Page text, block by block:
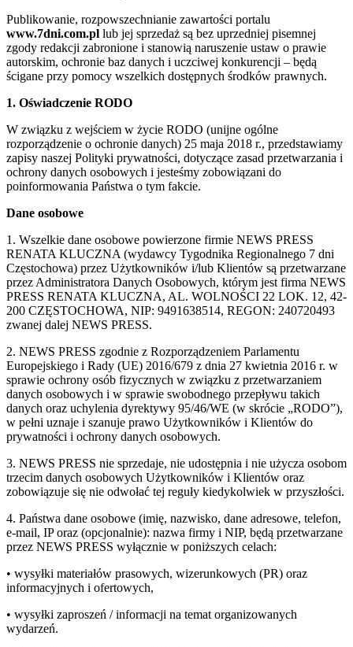
Publikowanie, rozpowszechnianie zawartości portalu
www.7dni.com.pl lub jej sprzedaż są bez uprzedniej pisemnej
zgody redakcji zabronione i stanowią naruszenie ustaw o prawie
autorskim, ochronie baz danych i uczciwej konkurencji – będą
ścigane przy pomocy wszelkich dostępnych środków prawnych.
1. Oświadczenie RODO
W związku z wejściem w życie RODO (unijne ogólne
rozporządzenie o ochronie danych) 25 maja 2018 r., przedstawiamy
zapisy naszej Polityki prywatności, dotyczące zasad przetwarzania i
ochrony danych osobowych i jesteśmy zobowiązani do
poinformowania Państwa o tym fakcie.
Dane osobowe
1. Wszelkie dane osobowe powierzone firmie NEWS PRESS
RENATA KLUCZNA (wydawcy Tygodnika Regionalnego 7 dni
Częstochowa) przez Użytkowników i/lub Klientów są przetwarzane
przez Administratora Danych Osobowych, którym jest firma NEWS
PRESS RENATA KLUCZNA, AL. WOLNOŚCI 22 LOK. 12, 42-
200 CZĘSTOCHOWA, NIP: 9491638514, REGON: 240720493
zwanej dalej NEWS PRESS.
2. NEWS PRESS zgodnie z Rozporządzeniem Parlamentu
Europejskiego i Rady (UE) 2016/679 z dnia 27 kwietnia 2016 r. w
sprawie ochrony osób fizycznych w związku z przetwarzaniem
danych osobowych i w sprawie swobodnego przepływu takich
danych oraz uchylenia dyrektywy 95/46/WE (w skrócie „RODO”),
w pełni uznaje i szanuje prawo Użytkowników i Klientów do
prywatności i ochrony danych osobowych.
3. NEWS PRESS nie sprzedaje, nie udostępnia i nie użycza osobom
trzecim danych osobowych Użytkowników i Klientów oraz
zobowiązuje się nie odwołać tej reguły kiedykolwiek w przyszłości.
4. Państwa dane osobowe (imię, nazwisko, dane adresowe, telefon,
e-mail, IP oraz (opcjonalnie): nazwa firmy i NIP, będą przetwarzane
przez NEWS PRESS wyłącznie w poniższych celach:
• wysyłki materiałów prasowych, wizerunkowych (PR) oraz
informacyjnych i ofertowych,
• wysyłki zaproszeń / informacji na temat organizowanych
wydarzeń.